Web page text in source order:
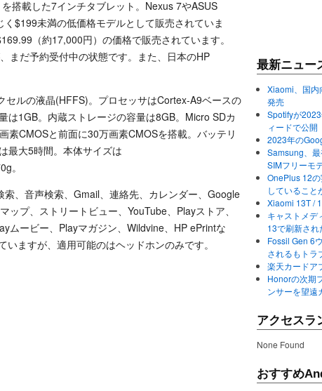
搭載した7インチタブレット。Nexus 7やASUS
$199未満の低価格モデルとして販売されていま
（約17,000円）の価格で販売されています。
まだ予約受付中の状態です。また、日本のHP
ルの液晶(HFFS)。プロセッサはCortex-A9ベースの
は1GB。内蔵ストレージの容量は8GB。Micro SDカ
素CMOSと前面に30万画素CMOSを搭載。バッテリ
最大5時間。本体サイズは
。
、音声検索、Gmail、連絡先、カレンダー、Google
ップ、ストリートビュー、YouTube、Playストア、
ムービー、Playマガジン、Wildvine、HP ePrintな
ますが、適用可能のはヘッドホンのみです。
最新ニュー
Xiaomi、国内
発売
Spotifyが
ィードで公開
2023年の
Samsung、
SIMフリーモ
OnePlus 12
していること
Xiaomi 13T /
キャストメデ
13で刷新さ
Fossil Gen 6
されるもトラ
楽天カードア
Honorの次期
ンサーを望遠
アクセスラ
None Found
おすすめ